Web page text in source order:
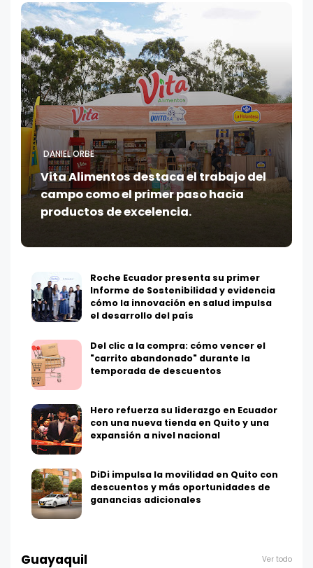
DANIEL ORBE
Vita Alimentos destaca el trabajo del
campo como el primer paso hacia
productos de excelencia.
Roche Ecuador presenta su primer
Informe de Sostenibilidad y evidencia
cómo la innovación en salud impulsa
el desarrollo del país
Del clic a la compra: cómo vencer el
"carrito abandonado" durante la
temporada de descuentos
Hero refuerza su liderazgo en Ecuador
con una nueva tienda en Quito y una
expansión a nivel nacional
DiDi impulsa la movilidad en Quito con
descuentos y más oportunidades de
ganancias adicionales
Guayaquil Ver todo